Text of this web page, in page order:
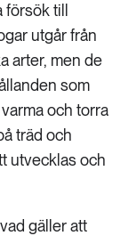
till
utgår från
arter, men de
som
och torra
träd och
utvecklas och
gäller att